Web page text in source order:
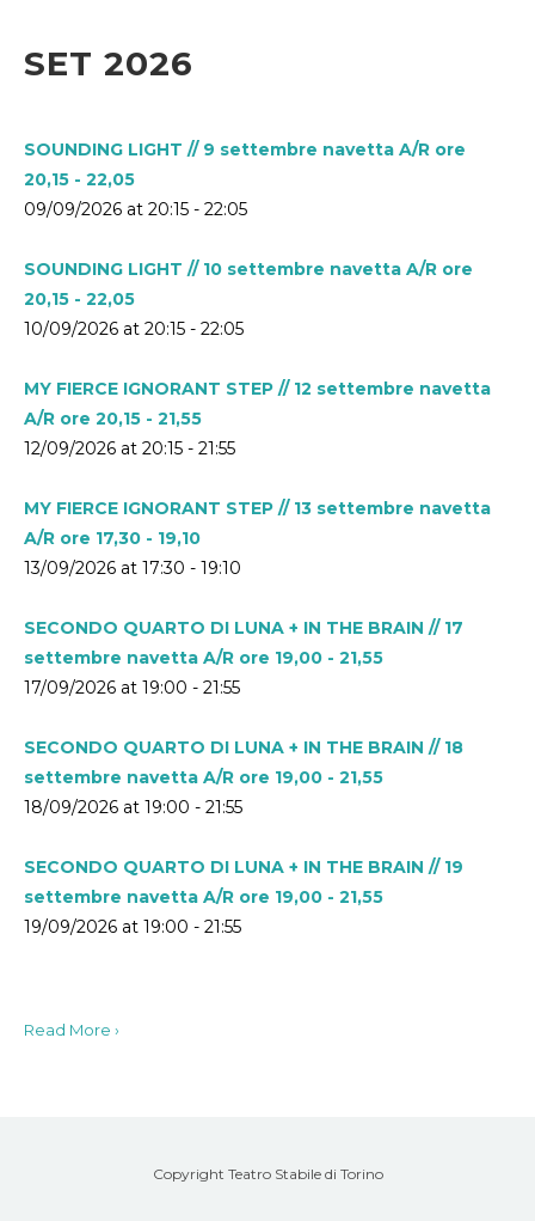
SET 2026
SOUNDING LIGHT // 9 settembre navetta A/R ore
20,15 - 22,05
09/09/2026 at 20:15 - 22:05
SOUNDING LIGHT // 10 settembre navetta A/R ore
20,15 - 22,05
10/09/2026 at 20:15 - 22:05
MY FIERCE IGNORANT STEP // 12 settembre navetta
A/R ore 20,15 - 21,55
12/09/2026 at 20:15 - 21:55
MY FIERCE IGNORANT STEP // 13 settembre navetta
A/R ore 17,30 - 19,10
13/09/2026 at 17:30 - 19:10
SECONDO QUARTO DI LUNA + IN THE BRAIN // 17
settembre navetta A/R ore 19,00 - 21,55
17/09/2026 at 19:00 - 21:55
SECONDO QUARTO DI LUNA + IN THE BRAIN // 18
settembre navetta A/R ore 19,00 - 21,55
18/09/2026 at 19:00 - 21:55
SECONDO QUARTO DI LUNA + IN THE BRAIN // 19
settembre navetta A/R ore 19,00 - 21,55
19/09/2026 at 19:00 - 21:55
Read More ›
Copyright Teatro Stabile di Torino